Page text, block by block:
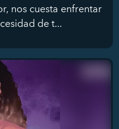
nos cuesta enfrentar
de t...